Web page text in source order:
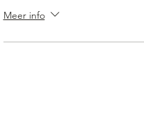
Meer info